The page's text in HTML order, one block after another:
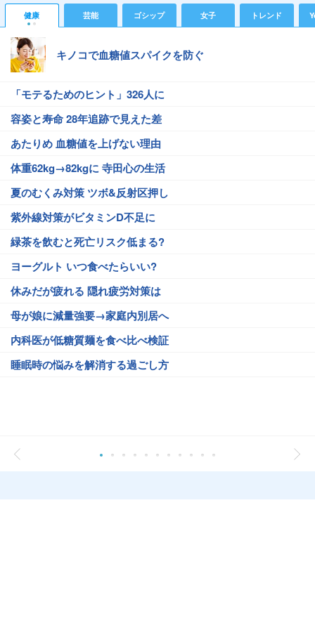
健康 芸能 ゴシップ 女子 トレンド
キノコで血糖値スパイクを防ぐ
「モテるためのヒント」326人に
容姿と寿命 28年追跡で見えた差
あたりめ 血糖値を上げない理由
体重62kg→82kgに 寺田心の生活
夏のむくみ対策 ツボ&反射区押し
紫外線対策がビタミンD不足に
緑茶を飲むと死亡リスク低まる?
ヨーグルト いつ食べたらいい?
休みだが疲れる 隠れ疲労対策は
母が娘に減量強要→家庭内別居へ
内科医が低糖質麺を食べ比べ検証
睡眠時の悩みを解消する過ごし方